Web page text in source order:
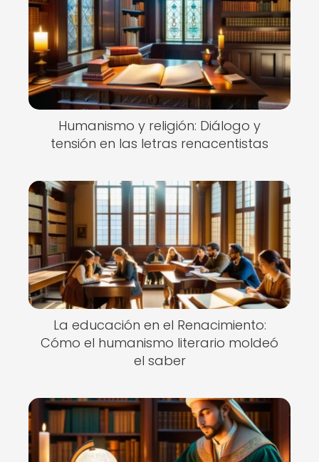
Humanismo y religión: Diálogo y
tensión en las letras renacentistas
La educación en el Renacimiento:
Cómo el humanismo literario moldeó
el saber